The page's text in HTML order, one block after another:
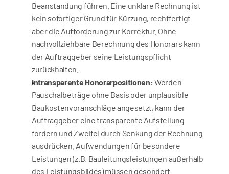
Beanstandung führen. Eine unklare Rechnung ist
kein sofortiger Grund für Kürzung, rechtfertigt
aber die Aufforderung zur Korrektur. Ohne
nachvollziehbare Berechnung des Honorars kann
der Auftraggeber seine Leistungspflicht
zurückhalten.
Intransparente Honorarpositionen: Werden
Pauschalbeträge ohne Basis oder unplausible
Baukostenvoranschläge angesetzt, kann der
Auftraggeber eine transparente Aufstellung
fordern und Zweifel durch Senkung der Rechnung
ausdrücken. Aufwendungen für besondere
Leistungen (z.B. Bauleitungsleistungen außerhalb
des Leistungsbildes) müssen gesondert